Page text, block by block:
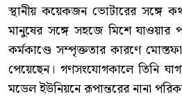
স্থানীয় কয়েকজন ভোটারের সঙ্গে
মানুষের সঙ্গে সহজে মিশে যাওয়ার
কর্মকাণ্ডে সম্পৃক্ততার কারণে
পেয়েছেন। গণসংযোগকালে তিনি
মডেল ইউনিয়নে রূপান্তরের নানা